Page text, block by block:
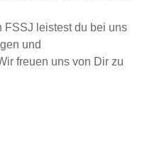
FSSJ leistest du bei uns
und
freuen uns von Dir zu